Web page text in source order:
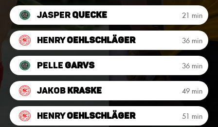
JasperQuecke 21 min
HenryOehlschläger 36 min
Pelle Garvs 36 min
JakobKraske 49 min
HenryOehlschläger 51 min